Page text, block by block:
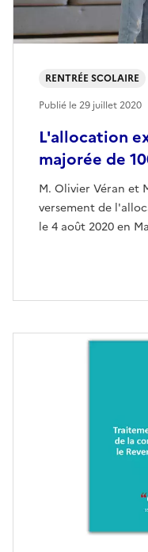
L'allocation
majorée de
M. Olivier Véran et
versement de
le 4 août 2020 en
RENTRÉE SCOLAIRE
Publié le29 juillet 2020